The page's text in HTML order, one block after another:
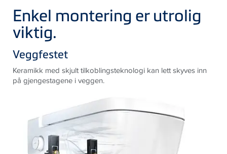
Enkel montering er utrolig
viktig.
Veggfestet
Keramikk med skjult tilkoblingsteknologi kan lett skyves inn
på gjengestagene i veggen.